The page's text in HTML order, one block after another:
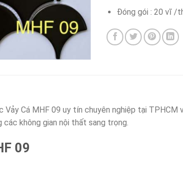
Đóng gói : 20 vĩ /
Vảy Cá MHF 09 uy tín chuyên nghiệp tại TPHCM
không gian nội thất sang trọng.
09